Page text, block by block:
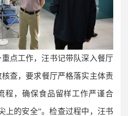
点工作，汪书记带队深入餐厅
查，要求餐厅严格落实主体责
程，确保食品留样工作严谨合
上的安全”。检查过程中，汪书